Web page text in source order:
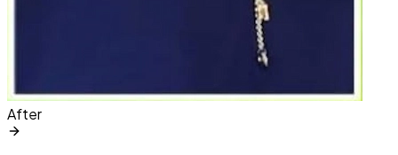
After